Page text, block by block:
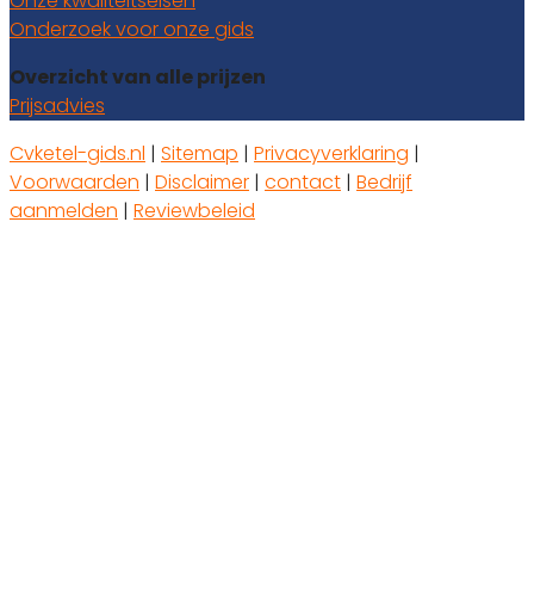
Onderzoek voor onze gids
Overzicht van alle prijzen
Prijsadvies
Cvketel-gids.nl | Sitemap | Privacyverklaring |
Voorwaarden | Disclaimer | contact | Bedrijf
aanmelden | Reviewbeleid